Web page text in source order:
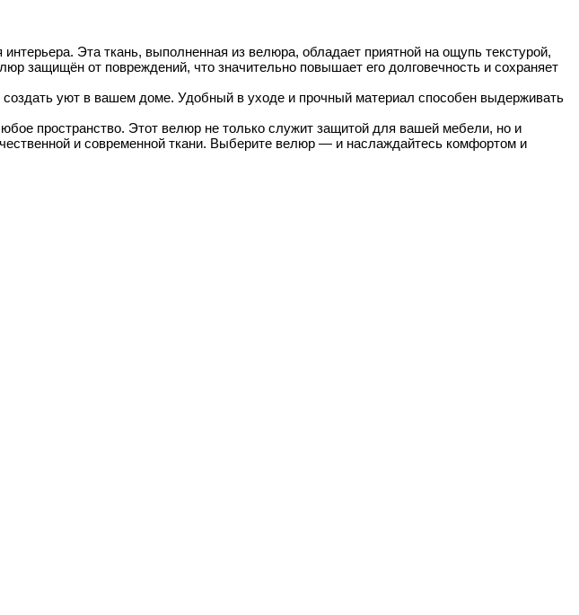
Эта ткань, выполненная из велюра, обладает приятной на ощупь текстурой,
защищён от повреждений, что значительно повышает его долговечность и сохраняет
уют в вашем доме. Удобный в уходе и прочный материал способен выдерживать
пространство. Этот велюр не только служит защитой для вашей мебели, но и
и современной ткани. Выберите велюр — и наслаждайтесь комфортом и